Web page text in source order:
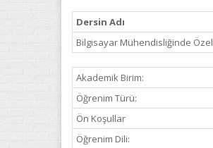
Dersin Adı
Bilgisayar Mühendisliğinde
Akademik Birim:
Öğrenim Türü:
Ön Koşullar
Öğrenim Dili: